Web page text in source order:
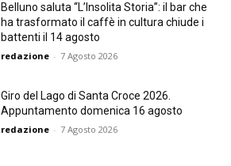
Belluno saluta “L’Insolita Storia”: il bar che
ha trasformato il caffè in cultura chiude i
battenti il 14 agosto
redazione - 7 Agosto 2026
Giro del Lago di Santa Croce 2026.
Appuntamento domenica 16 agosto
redazione - 7 Agosto 2026